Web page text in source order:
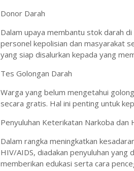
Donor Darah
Dalam upaya membantu stok darah
personel kepolisian dan masyarakat
yang siap disalurkan kepada yang
Tes Golongan Darah
Warga yang belum mengetahui
secara gratis. Hal ini penting untuk
Penyuluhan Keterikatan Narkoba dan
Dalam rangka meningkatkan
HIV/AIDS, diadakan penyuluhan yang
memberikan edukasi serta cara